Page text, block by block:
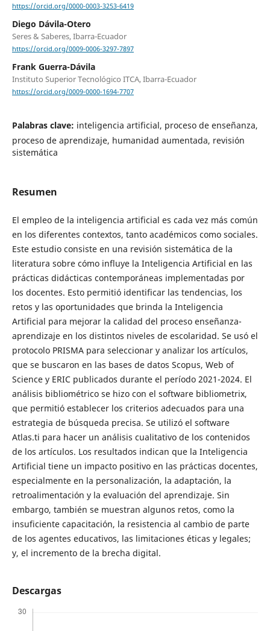
https://orcid.org/0000-0003-3253-6419
Diego Dávila-Otero
Seres & Saberes, Ibarra-Ecuador
https://orcid.org/0009-0006-3297-7897
Frank Guerra-Dávila
Instituto Superior Tecnológico ITCA, Ibarra-Ecuador
https://orcid.org/0009-0000-1694-7707
Palabras clave: inteligencia artificial, proceso de enseñanza,
proceso de aprendizaje, humanidad aumentada, revisión
sistemática
Resumen
El empleo de la inteligencia artificial es cada vez más común
en los diferentes contextos, tanto académicos como sociales.
Este estudio consiste en una revisión sistemática de la
literatura sobre cómo influye la Inteligencia Artificial en las
prácticas didácticas contemporáneas implementadas por
los docentes. Esto permitió identificar las tendencias, los
retos y las oportunidades que brinda la Inteligencia
Artificial para mejorar la calidad del proceso enseñanza-
aprendizaje en los distintos niveles de escolaridad. Se usó el
protocolo PRISMA para seleccionar y analizar los artículos,
que se buscaron en las bases de datos Scopus, Web of
Science y ERIC publicados durante el período 2021-2024. El
análisis bibliométrico se hizo con el software bibliometrix,
que permitió establecer los criterios adecuados para una
estrategia de búsqueda precisa. Se utilizó el software
Atlas.ti para hacer un análisis cualitativo de los contenidos
de los artículos. Los resultados indican que la Inteligencia
Artificial tiene un impacto positivo en las prácticas docentes,
especialmente en la personalización, la adaptación, la
retroalimentación y la evaluación del aprendizaje. Sin
embargo, también se muestran algunos retos, como la
insuficiente capacitación, la resistencia al cambio de parte
de los agentes educativos, las limitaciones éticas y legales;
y, el incremento de la brecha digital.
Descargas